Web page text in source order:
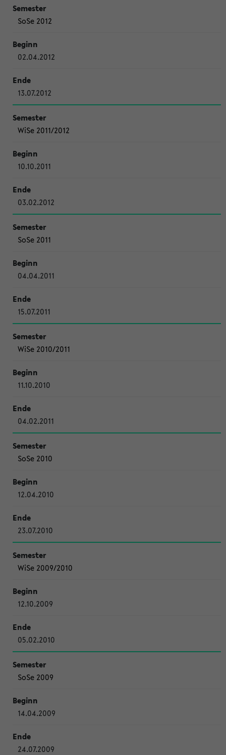
SoSe 2012
02.04.2012
13.07.2012
WiSe 2011/2012
10.10.2011
03.02.2012
SoSe 2011
04.04.2011
15.07.2011
WiSe 2010/2011
11.10.2010
04.02.2011
SoSe 2010
12.04.2010
23.07.2010
WiSe 2009/2010
12.10.2009
05.02.2010
SoSe 2009
14.04.2009
24.07.2009